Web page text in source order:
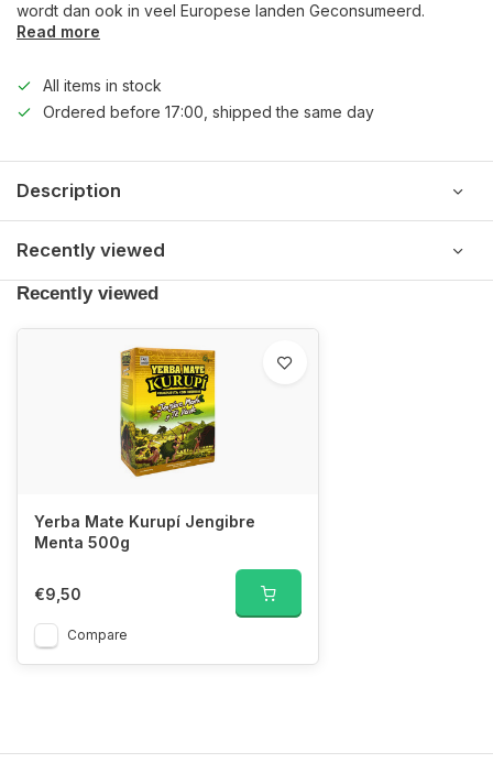
wordt dan ook in veel Europese landen Geconsumeerd.
Read more
All items in stock
Ordered before 17:00, shipped the same day
Description
Recently viewed
Recently viewed
Yerba Mate Kurupí Jengibre
Menta 500g
€9,50
Compare